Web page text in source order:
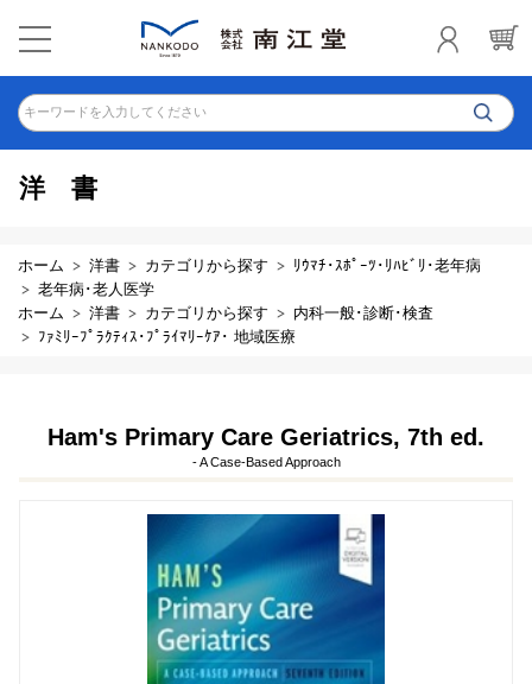
キーワードを入力してください
洋書
ホーム 洋書 カテゴリから探す
ﾘｳﾏﾁ･ｽﾎﾟｰﾂ･ﾘﾊﾋﾞﾘ･老年病
老年病･老人医学
ホーム
洋書 カテゴリから探す
内科一般･診断･検査
ﾌｧﾐﾘｰﾌﾟﾗｸﾃｨｽ･ﾌﾟﾗｲﾏﾘｰｹｱ･ 地域医療
Ham's Primary Care Geriatrics, 7th ed.
- A Case-Based Approach